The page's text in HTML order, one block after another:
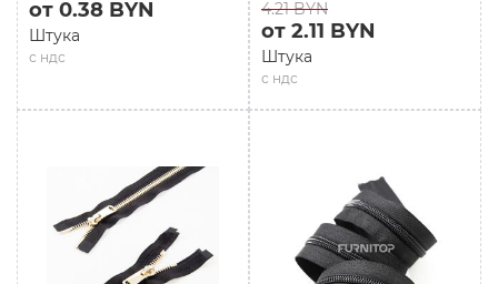
с ндс
от 0.38 BYN
Штука
4.21 BYN
с ндс
от 2.11 BYN
Штука